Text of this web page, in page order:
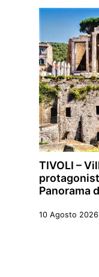
TIVOLI –
Panorama
10 Agosto 2026